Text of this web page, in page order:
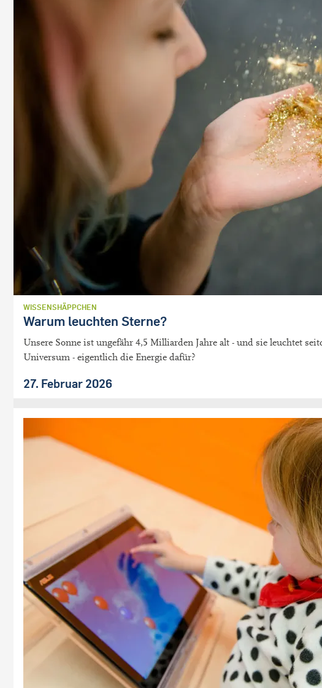
WISSENSHÄPPCHEN
Warum leuchten Sterne?
Unsere Sonne ist ungefähr 4,5 Milliarden Jahre alt - und sie leuchtet
Universum - eigentlich die Energie dafür?
27. Februar 2026